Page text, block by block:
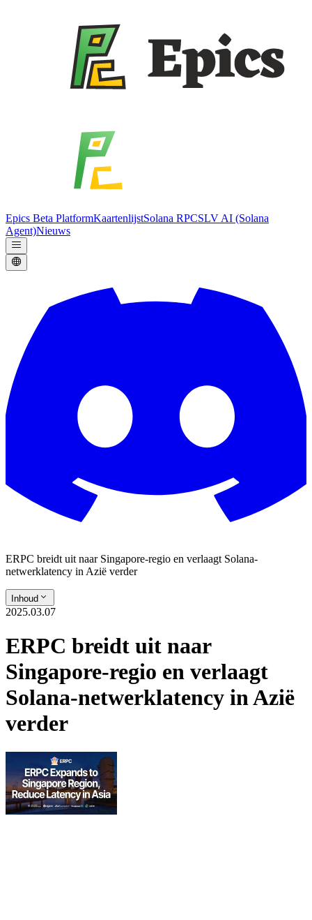
Epics Beta PlatformKaartenlijstSolana RPCSLV AI (Solana
Agent)Nieuws
ERPC breidt uit naar Singapore-regio en verlaagt Solana-
netwerklatency in Azië verder
Inhoud
2025.03.07
ERPC breidt uit naar
Singapore-regio en verlaagt
Solana-netwerklatency in Azië
verder